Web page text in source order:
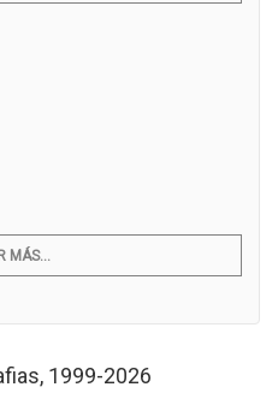
MÁS...
1999-2026